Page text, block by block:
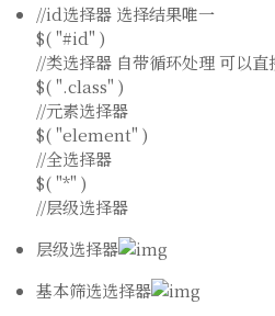
//id选择器 选择结果唯一
$( "#id" )
//类选择器 自带循环处理 可以
$( ".class" )
//元素选择器
$( "element" )
//全选择器
$( "*" )
//层级选择器
层级选择器
基本筛选选择器